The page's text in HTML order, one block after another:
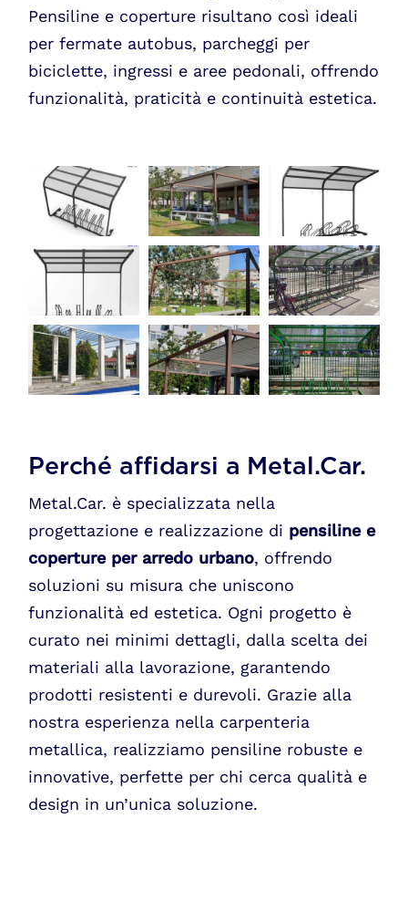
Pensiline e coperture risultano così ideali
per fermate autobus, parcheggi per
biciclette, ingressi e aree pedonali, offrendo
funzionalità, praticità e continuità estetica.
Perché affidarsi a Metal.Car.
Metal.Car. è specializzata nella
progettazione e realizzazione di pensiline e
coperture per arredo urbano, offrendo
soluzioni su misura che uniscono
funzionalità ed estetica. Ogni progetto è
curato nei minimi dettagli, dalla scelta dei
materiali alla lavorazione, garantendo
prodotti resistenti e durevoli. Grazie alla
nostra esperienza nella carpenteria
metallica, realizziamo pensiline robuste e
innovative, perfette per chi cerca qualità e
design in un’unica soluzione.